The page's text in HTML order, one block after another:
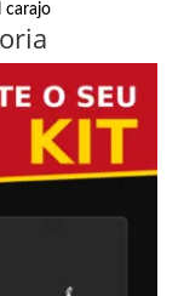
carajo